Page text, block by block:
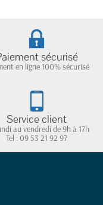
sécurisé
en ligne 100% sécurisé
Service client
au vendredi de 9h à 17h
Tel : 09 53 21 92 97